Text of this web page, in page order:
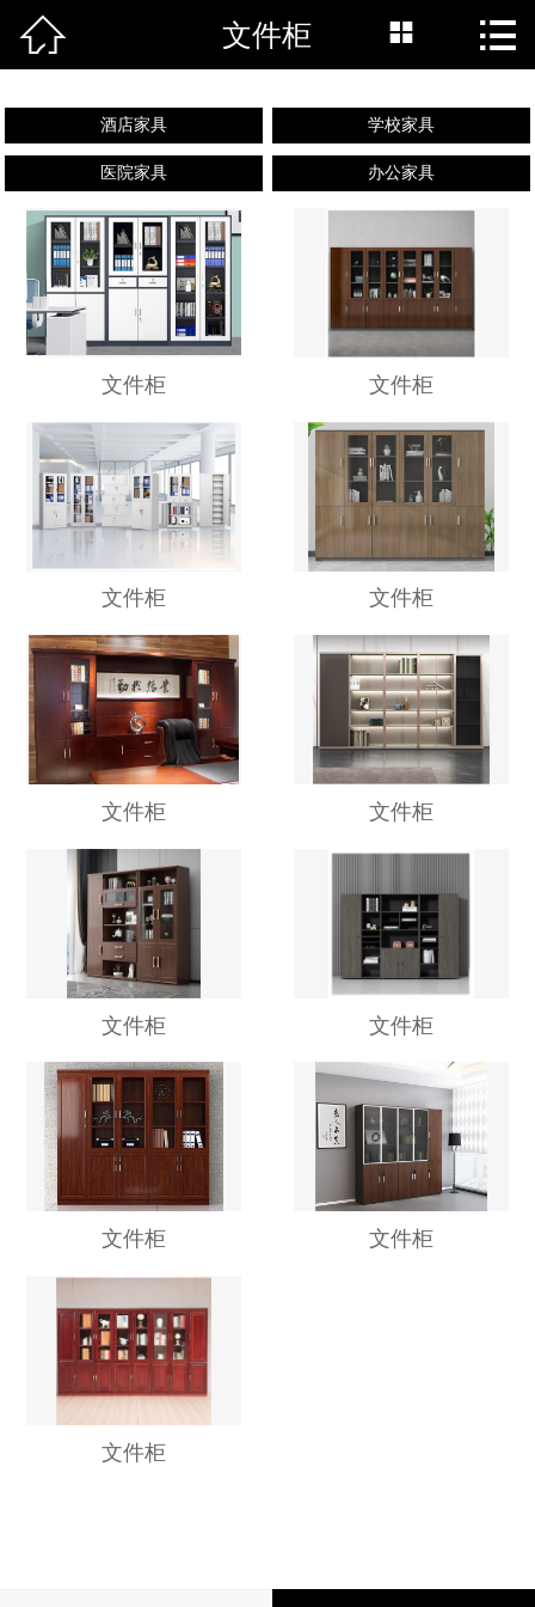
网站首页
公司简介
产品中心
工程案例
联系我们
 文件柜  
酒店家具 学校家具
医院家具 办公家具
文件柜 文件柜
文件柜 文件柜
文件柜 文件柜
文件柜 文件柜
文件柜 文件柜
文件柜